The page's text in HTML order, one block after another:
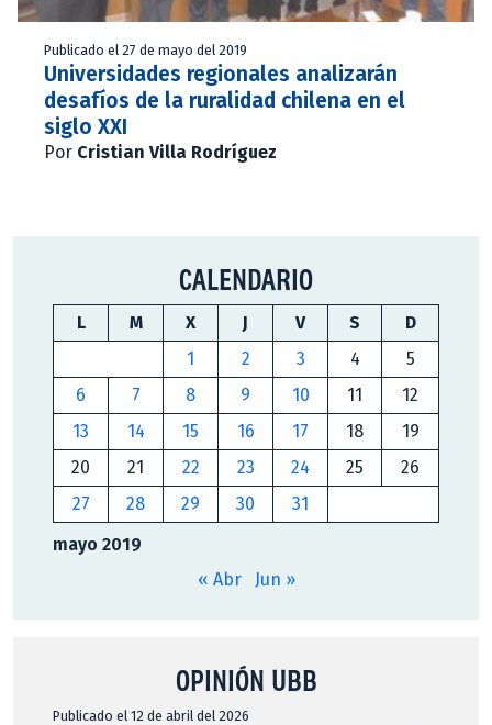
Publicado el 27 de mayo del 2019
Universidades regionales analizarán
desafíos de la ruralidad chilena en el
siglo XXI
Por Cristian Villa Rodríguez
CALENDARIO
mayo 2019
L M X J V S
D
1
2 3 4
5
6
7 8 9 10 11
12
13
14 15 16 17 18
19
20
21 22 23 24 25
26
27
28 29 30 31
« Abr Jun »
OPINIÓN UBB
Publicado el 12 de abril del 2026